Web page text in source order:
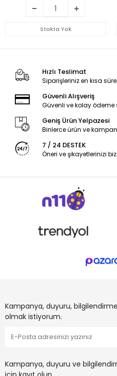
Stokta Yok
Hızlı Teslimat
Siparişleriniz en kısa
Güvenli Alışveriş
Güvenli ve kolay ödeme
Geniş Ürün Yelpazesi
Binlerce ürün ve
7 / 24 DESTEK
Öneri ve şikayetlerinizi
Kampanya, duyuru,
olmak istiyorum.
Kampanya, duyuru ve